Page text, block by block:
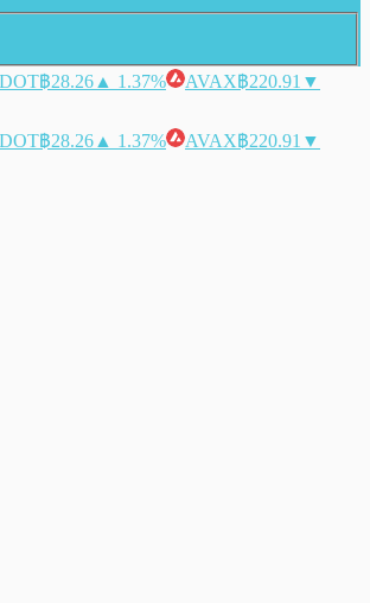
DOT฿28.26 ▲ 1.37% AVAX฿220.91 ▼
DOT฿28.26 ▲ 1.37% AVAX฿220.91 ▼